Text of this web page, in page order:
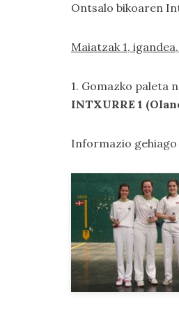
Ontsalo bikoaren
Maiatzak 1,
1. Gomazko paleta
INTXURRE 1
Informazio